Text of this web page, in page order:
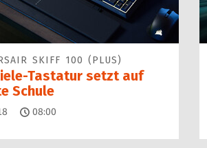
SKIFF 100 (PLUS)
Tastatur setzt auf
Schule
Kommentare
08:00